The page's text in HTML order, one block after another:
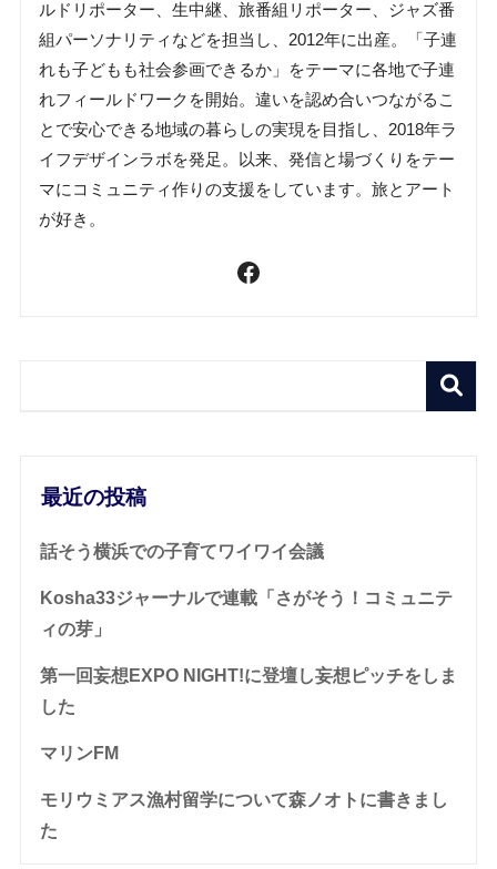
ルドリポーター、生中継、旅番組リポーター、ジャズ番
組パーソナリティなどを担当し、2012年に出産。「子連
れも子どもも社会参画できるか」をテーマに各地で子連
れフィールドワークを開始。違いを認め合いつながるこ
とで安心できる地域の暮らしの実現を目指し、2018年ラ
イフデザインラボを発足。以来、発信と場づくりをテー
マにコミュニティ作りの支援をしています。旅とアート
が好き。
最近の投稿
話そう横浜での子育てワイワイ会議
Kosha33ジャーナルで連載「さがそう！コミュニテ
ィの芽」
第一回妄想EXPO NIGHT!に登壇し妄想ピッチをしま
した
マリンFM
モリウミアス漁村留学について森ノオトに書きまし
た